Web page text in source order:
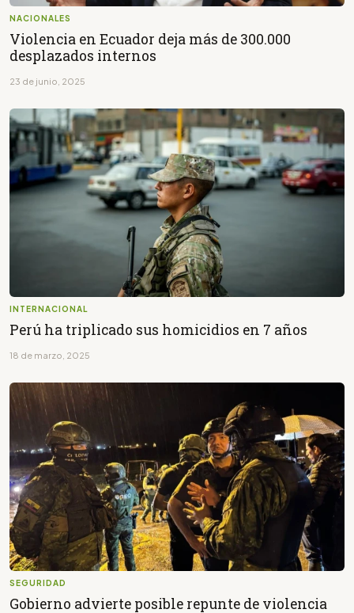
NACIONALES
Violencia en Ecuador deja más de 300.000
desplazados internos
23 de junio, 2025
INTERNACIONAL
Perú ha triplicado sus homicidios en 7 años
18 de marzo, 2025
SEGURIDAD
Gobierno advierte posible repunte de violencia